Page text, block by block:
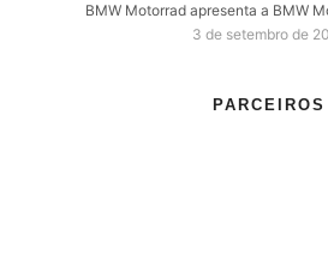
BMW Motorrad apresenta a BMW
3 de setembro de
PARCEIROS